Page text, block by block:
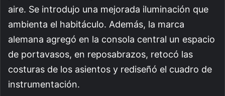
aire. Se introdujo una mejorada iluminación que
ambienta el habitáculo. Además, la marca
alemana agregó en la consola central un espacio
de portavasos, en reposabrazos, retocó las
costuras de los asientos y rediseñó el cuadro de
instrumentación.